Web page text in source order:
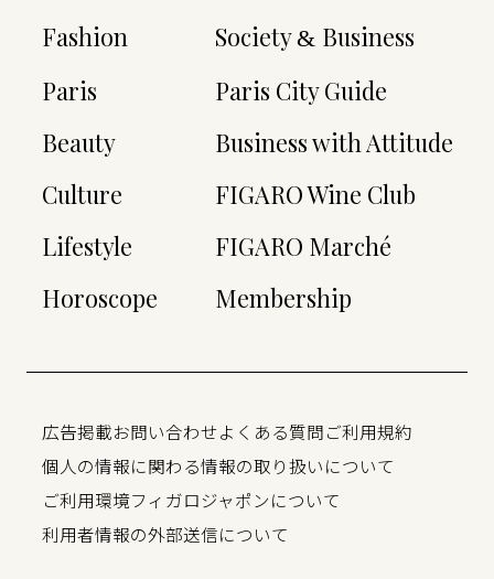
Fashion
Paris
Beauty
Culture
Lifestyle
Horoscope
Society& Business
Paris City Guide
Business with Attitude
FIGARO Wine Club
FIGARO Marché
Membership
広告掲載お問い合わせよくある質問ご利用規約
個人の情報に関わる情報の取り扱いについて
ご利用環境フィガロジャポンについて
利用者情報の外部送信について